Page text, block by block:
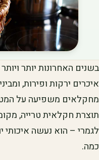
בשנים האחרונות יותר
איכרים ירקות ופירות,
מחקלאים משפיעה על
תוצרת חקלאית טרייה,
לגמרי – הוא נעשה איכותי
כמה.